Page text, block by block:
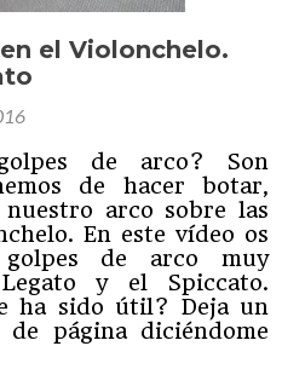
el Violonchelo.
de arco? Son
de hacer botar,
arco sobre las
En este vídeo os
golpes de arco muy
y el Spiccato.
sido útil? Deja un
página diciéndome